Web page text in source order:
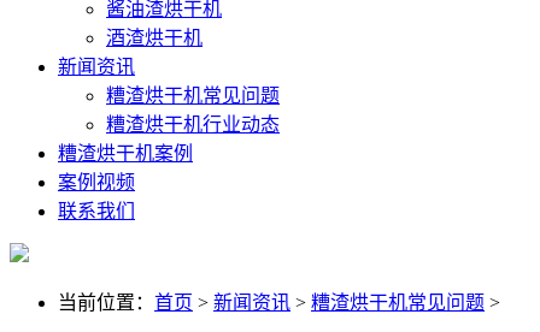
酱油渣烘干机
酒渣烘干机
新闻资讯
糟渣烘干机常见问题
糟渣烘干机行业动态
糟渣烘干机案例
案例视频
联系我们
当前位置： 首页 > 新闻资讯 > 糟渣烘干机常见问题 >